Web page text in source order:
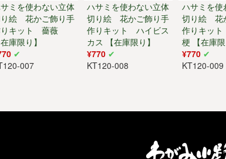
ミを使わない立体
絵 花かご飾り手
キット 薔薇
在庫限り】
007
ハサミを使わない立体
切り絵 花かご飾り手
作りキット ハイビス
カス 【在庫限り】
¥770
KT120-008
ハサミを使
切り絵 花
作りキッ
梗 【在庫限
¥770
KT120-009